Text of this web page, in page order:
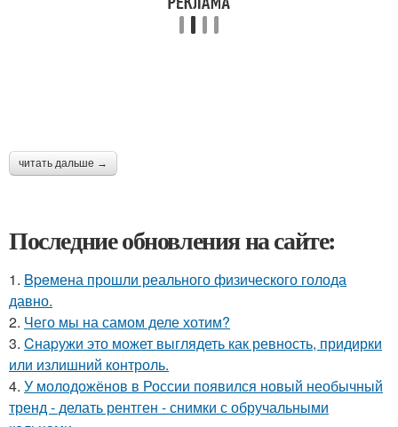
читать дальше →
Последние обновления на сайте:
1. Bpeмена прошли реального физического голода
давно.
2. Чего мы на самом деле хотим?
3. Cнаpужи это может выглядеть как ревность, придирки
или излишний контроль.
4. У молодожёнов в России появился новый необычный
тренд - делать рентген - снимки с обручальными